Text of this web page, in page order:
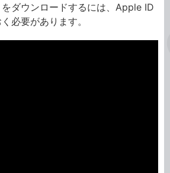
ダウンロードするには、Apple ID
必要があります。